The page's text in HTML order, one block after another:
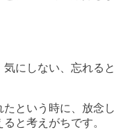
にしない、忘れると
という時に、放念し
と考えがちです。